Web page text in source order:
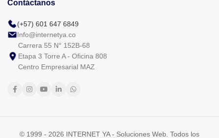
Contáctanos
(+57) 601 647 6849
Info@internetya.co
Carrera 55 N° 152B-68
Etapa 3 Torre A - Oficina 808
Centro Empresarial MAZ
© 1999 - 2026 INTERNET YA - Soluciones Web. Todos los